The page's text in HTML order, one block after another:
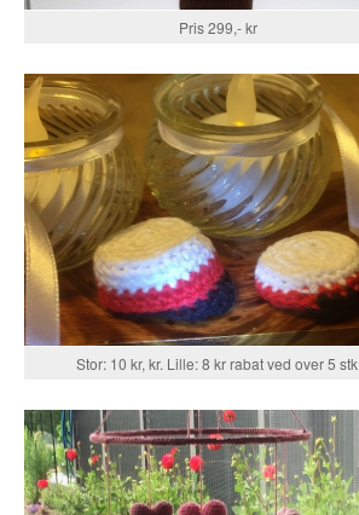
Pris 299,- kr
Stor: 10 kr, kr. Lille: 8 kr rabat ved over 5 stk